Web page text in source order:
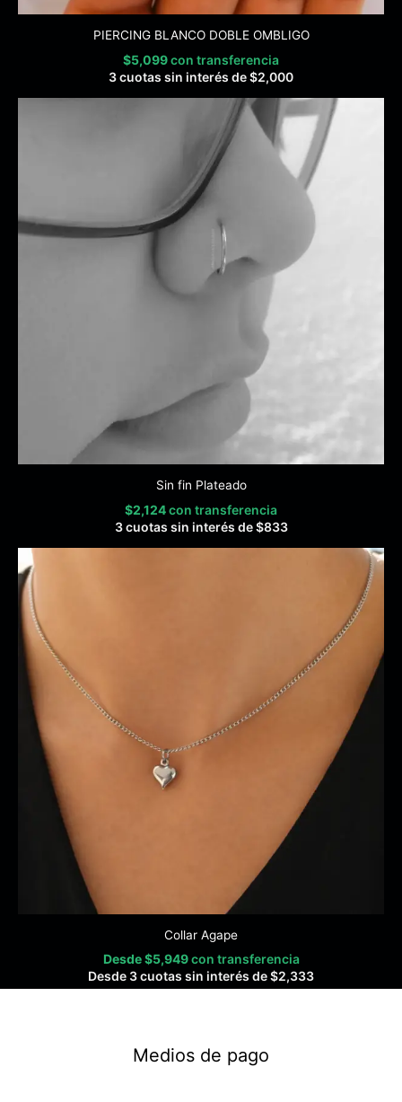
PIERCING BLANCO DOBLE OMBLIGO
$5,099con transferencia
3 cuotas sin interés de$2,000
Sin fin Plateado
$2,124con transferencia
3 cuotas sin interés de$833
Collar Agape
Desde$5,949 con transferencia
Desde 3 cuotas sin interés de$2,333
Medios de pago